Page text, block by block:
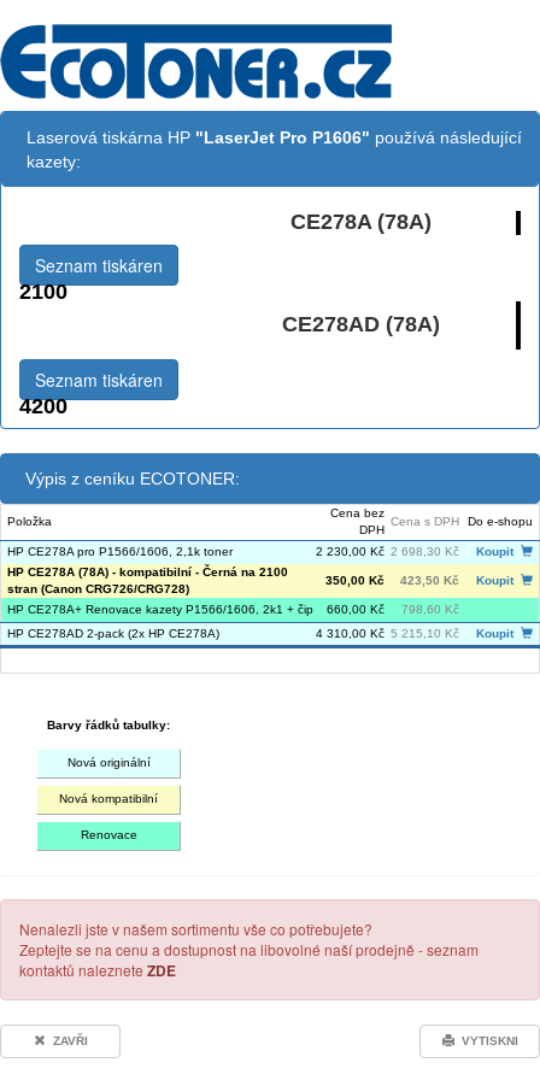
Laserová tiskárna HP "LaserJet Pro P1606" používá následující
kazety:
CE278A (78A)
2100
Seznam tiskáren
CE278AD (78A)
4200
Seznam tiskáren
Výpis z ceníku ECOTONER:
Položka
Cena bez
DPH
Cena s DPH Do e-shopu
HP CE278A pro P1566/1606, 2,1k toner 2 230,00 Kč 2 698,30 Kč
Koupit
HP CE278A (78A) - kompatibilní - Černá na 2100
stran (Canon CRG726/CRG728)
350,00 Kč 423,50 Kč Koupit
HP CE278A+ Renovace kazety P1566/1606, 2k1 + čip 660,00 Kč
798,60 Kč
HP CE278AD 2-pack (2x HP CE278A)
4 310,00 Kč 5 215,10 Kč Koupit
Barvy řádků tabulky:
Nová originální
Nová kompatibilní
Renovace
Nenalezli jste v našem sortimentu vše co potřebujete?
Zeptejte se na cenu a dostupnost na libovolné naší prodejně - seznam
kontaktů naleznete ZDE
ZAVŘI VYTISKNI